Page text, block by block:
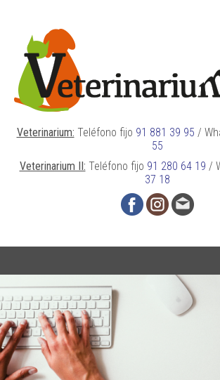
Veterinarium: Teléfono fijo 91 881 39 95 /
55
Veterinarium II: Teléfono fijo 91 280 64 19 /
37 18